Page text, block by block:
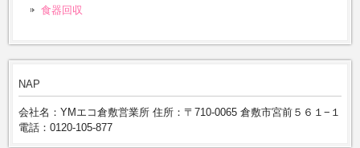
食器回収
NAP
会社名：YMエコ倉敷営業所 住所：〒710-0065 倉敷市宮前５６１−１
電話：0120-105-877